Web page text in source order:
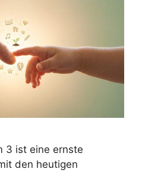
3 ist eine ernste
den heutigen